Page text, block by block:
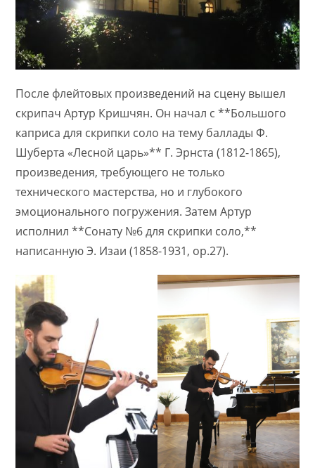
После флейтовых произведений на сцену вышел
скрипач Артур Кришчян. Он начал с **Большого
каприса для скрипки соло на тему баллады Ф.
Шуберта «Лесной царь»** Г. Эрнста (1812-1865),
произведения, требующего не только
технического мастерства, но и глубокого
эмоционального погружения. Затем Артур
исполнил **Сонату №6 для скрипки соло,**
написанную Э. Изаи (1858-1931, op.27).